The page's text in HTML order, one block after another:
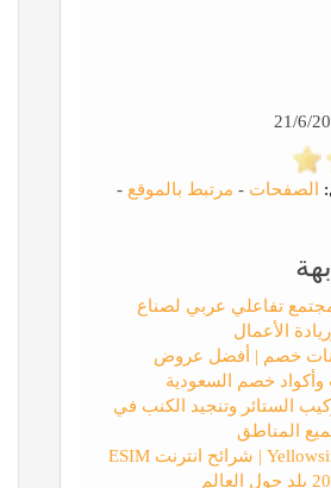
الصفحات - مرتبط بالموقع -
تفاعلي عربي لصناع
الأعمال
خصم | أفضل عروض
خصم السعودية
الستائر وتنجيد الكنب في
المناطق
يلو سيم Yellowsim | شرائح انترنت ESIM